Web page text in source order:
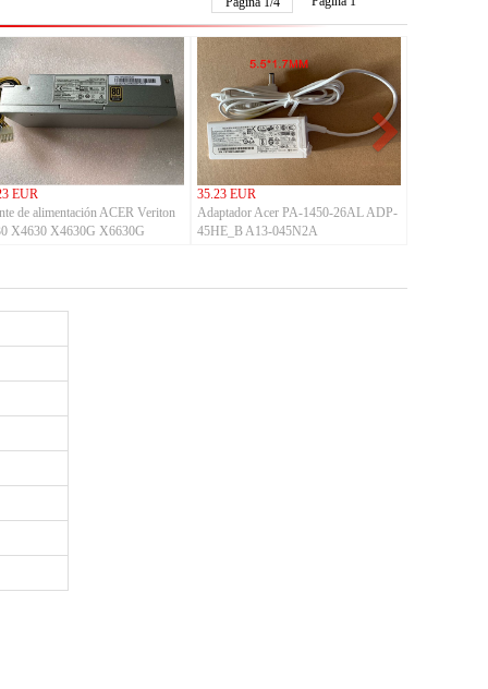
EUR
de alimentación ACER Veriton
X4630 X4630G X6630G
35.23 EUR
Adaptador Acer PA-1450-26AL ADP-
45HE_B A13-045N2A